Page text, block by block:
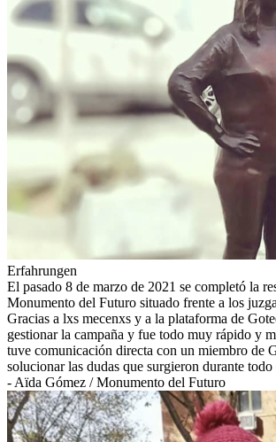
Erfahrungen
El pasado 8 de marzo de 2021 se completó la
Monumento del Futuro situado frente a los
Gracias a lxs mecenxs y a la plataforma de
gestionar la campaña y fue todo muy rápido y
tuve comunicación directa con un miembro de
solucionar las dudas que surgieron durante todo
- Aïda Gómez / Monumento del Futuro